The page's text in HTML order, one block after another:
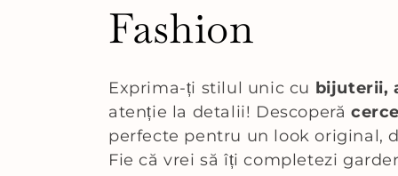
C
o
l
Fashion
Exprima-ți stilul unic cu bijuterii,
atenție la detalii! Descoperă
perfecte pentru un look original,
Fie că vrei să îți completezi